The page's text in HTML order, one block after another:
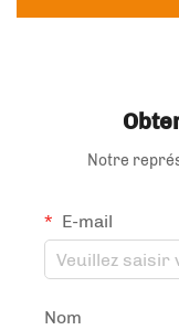
Notre
E-mail
Nom